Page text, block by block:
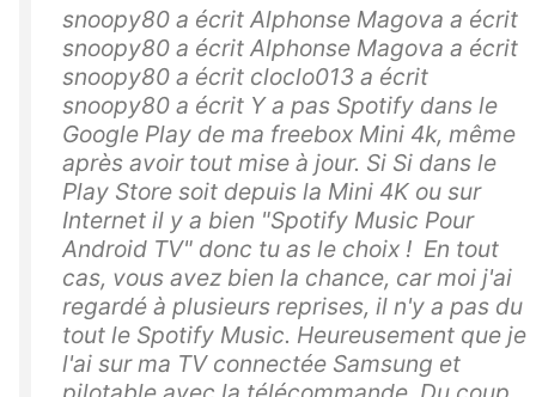
snoopy80 a écrit Alphonse Magova a écrit
snoopy80 a écrit Alphonse Magova a écrit
snoopy80 a écrit cloclo013 a écrit
snoopy80 a écrit Y a pas Spotify dans le
Google Play de ma freebox Mini 4k, même
après avoir tout mise à jour. Si Si dans le
Play Store soit depuis la Mini 4K ou sur
Internet il y a bien "Spotify Music Pour
Android TV" donc tu as le choix ! En tout
cas, vous avez bien la chance, car moi j'ai
regardé à plusieurs reprises, il n'y a pas du
tout le Spotify Music. Heureusement que je
l'ai sur ma TV connectée Samsung et